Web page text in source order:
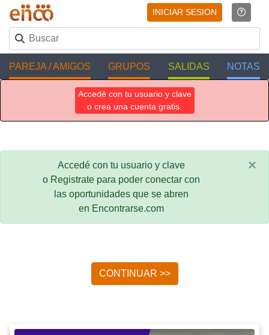
INICIAR SESION
PAREJA / AMIGOS GRUPOS SALIDAS NOTAS
Accedé con tu usuario y clave
o crea una cuenta gratis.
Accedé con tu usuario y clave
o Registrate para poder conectar con
las oportunidades que se abren
en Encontrarse.com
×
CONTINUAR >>